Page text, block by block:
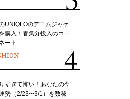
UNIQLOのデニムジャケ
購入！春気分投入のコー
ート
すぎて怖い！あなたの今
勢（2/23〜3/1）を数秘